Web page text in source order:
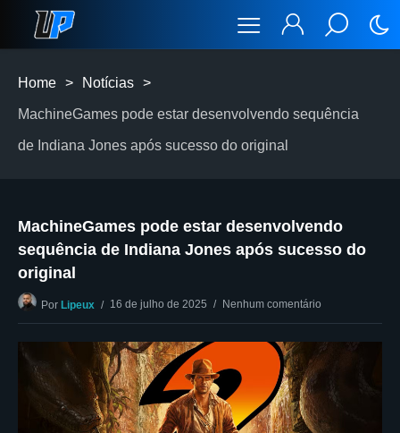
Home > Notícias >
MachineGames pode estar desenvolvendo sequência
de Indiana Jones após sucesso do original
MachineGames pode estar desenvolvendo
sequência de Indiana Jones após sucesso do
original
Por Lipeux 16 de julho de 2025 Nenhum comentário